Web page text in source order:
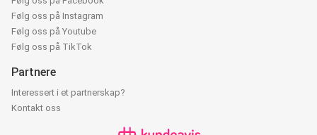
Følg oss på Instagram
Følg oss på Youtube
Følg oss på TikTok
Partnere
Interessert i et partnerskap?
Kontakt oss